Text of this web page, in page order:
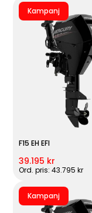
Kampanj
F15 EH EFI
39.195 kr
Ord. pris: 43.795 kr
Kampanj